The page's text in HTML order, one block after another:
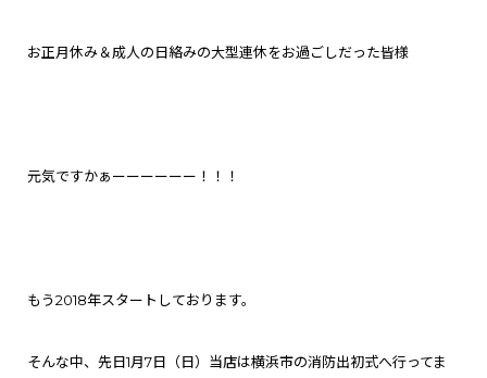
お正月休み＆成人の日絡みの大型連休をお過ごしだった皆様
元気ですかぁーーーーーー！！！
もう2018年スタートしております。
そんな中、先日1月7日（日）当店は横浜市の消防出初式へ行ってま